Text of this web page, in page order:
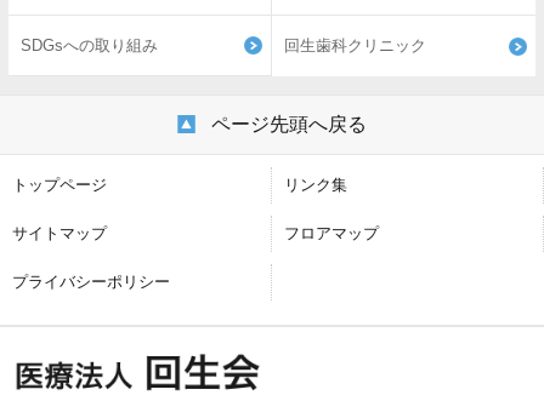
SDGsへの取り組み 回生歯科クリニック
ページ先頭へ戻る
トップページ リンク集
サイトマップ フロアマップ
プライバシーポリシー